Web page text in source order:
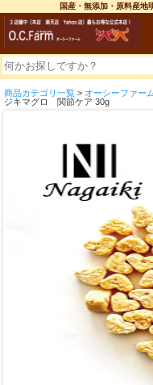
国産・無添加・原料産地
商品カテゴリ一覧 > オーシーファー
ジキマグロ 関節ケア 30g